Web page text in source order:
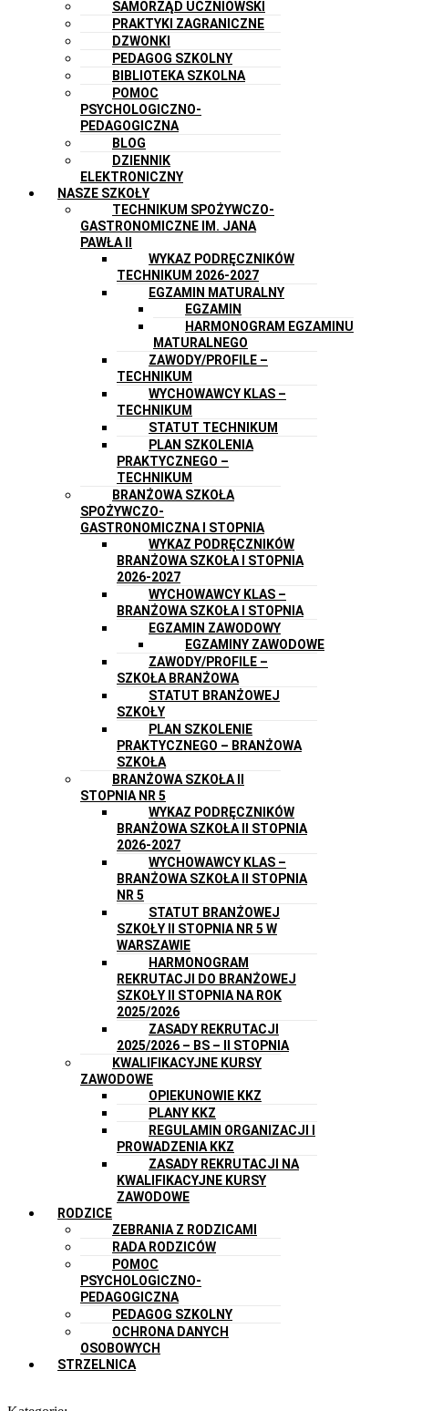
SAMORZĄD UCZNIOWSKI
PRAKTYKI ZAGRANICZNE
DZWONKI
PEDAGOG SZKOLNY
BIBLIOTEKA SZKOLNA
POMOC
PSYCHOLOGICZNO-
PEDAGOGICZNA
BLOG
DZIENNIK
ELEKTRONICZNY
NASZE SZKOŁY
TECHNIKUM SPOŻYWCZO-
GASTRONOMICZNE IM. JANA
PAWŁA II
WYKAZ PODRĘCZNIKÓW
TECHNIKUM 2026-2027
EGZAMIN MATURALNY
EGZAMIN
HARMONOGRAM EGZAMINU
MATURALNEGO
ZAWODY/PROFILE –
TECHNIKUM
WYCHOWAWCY KLAS –
TECHNIKUM
STATUT TECHNIKUM
PLAN SZKOLENIA
PRAKTYCZNEGO –
TECHNIKUM
BRANŻOWA SZKOŁA
SPOŻYWCZO-
GASTRONOMICZNA I STOPNIA
WYKAZ PODRĘCZNIKÓW
BRANŻOWA SZKOŁA I STOPNIA
2026-2027
WYCHOWAWCY KLAS –
BRANŻOWA SZKOŁA I STOPNIA
EGZAMIN ZAWODOWY
EGZAMINY ZAWODOWE
ZAWODY/PROFILE –
SZKOŁA BRANŻOWA
STATUT BRANŻOWEJ
SZKOŁY
PLAN SZKOLENIE
PRAKTYCZNEGO – BRANŻOWA
SZKOŁA
BRANŻOWA SZKOŁA II
STOPNIA NR 5
WYKAZ PODRĘCZNIKÓW
BRANŻOWA SZKOŁA II STOPNIA
2026-2027
WYCHOWAWCY KLAS –
BRANŻOWA SZKOŁA II STOPNIA
NR 5
STATUT BRANŻOWEJ
SZKOŁY II STOPNIA NR 5 W
WARSZAWIE
HARMONOGRAM
REKRUTACJI DO BRANŻOWEJ
SZKOŁY II STOPNIA NA ROK
2025/2026
ZASADY REKRUTACJI
2025/2026 – BS – II STOPNIA
KWALIFIKACYJNE KURSY
ZAWODOWE
OPIEKUNOWIE KKZ
PLANY KKZ
REGULAMIN ORGANIZACJI I
PROWADZENIA KKZ
ZASADY REKRUTACJI NA
KWALIFIKACYJNE KURSY
ZAWODOWE
RODZICE
ZEBRANIA Z RODZICAMI
RADA RODZICÓW
POMOC
PSYCHOLOGICZNO-
PEDAGOGICZNA
PEDAGOG SZKOLNY
OCHRONA DANYCH
OSOBOWYCH
STRZELNICA